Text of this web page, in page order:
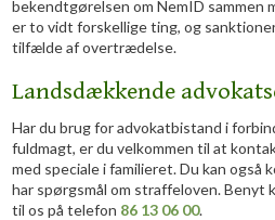
bekendtgørelsen om NemID sammen
er to vidt forskellige ting, og
tilfælde af overtrædelse.
Landsdækkende
Har du brug for advokatbistand i
fuldmagt, er du velkommen til at
med speciale i familieret. Du kan også
har spørgsmål om straffeloven. Benyt
til os på telefon 86 13 06 00.